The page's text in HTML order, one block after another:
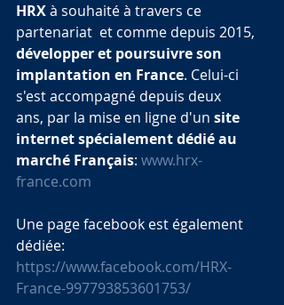
HRX à souhaité à travers ce
partenariat  et comme depuis 2015,
développer et poursuivre son
implantation en France. Celui-ci
s'est accompagné depuis deux
ans, par la mise en ligne d'un site
internet spécialement dédié au
marché Français: www.hrx-
france.com
Une page facebook est également
dédiée:
https://www.facebook.com/HRX-
France-997793853601753/